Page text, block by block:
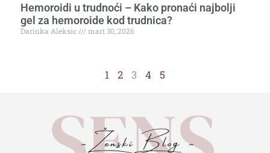
Hemoroidi u trudnoći – Kako pronaći najbolji
gel za hemoroide kod trudnica?
Darinka Aleksic mart 30, 2026
1 2 3 4 5